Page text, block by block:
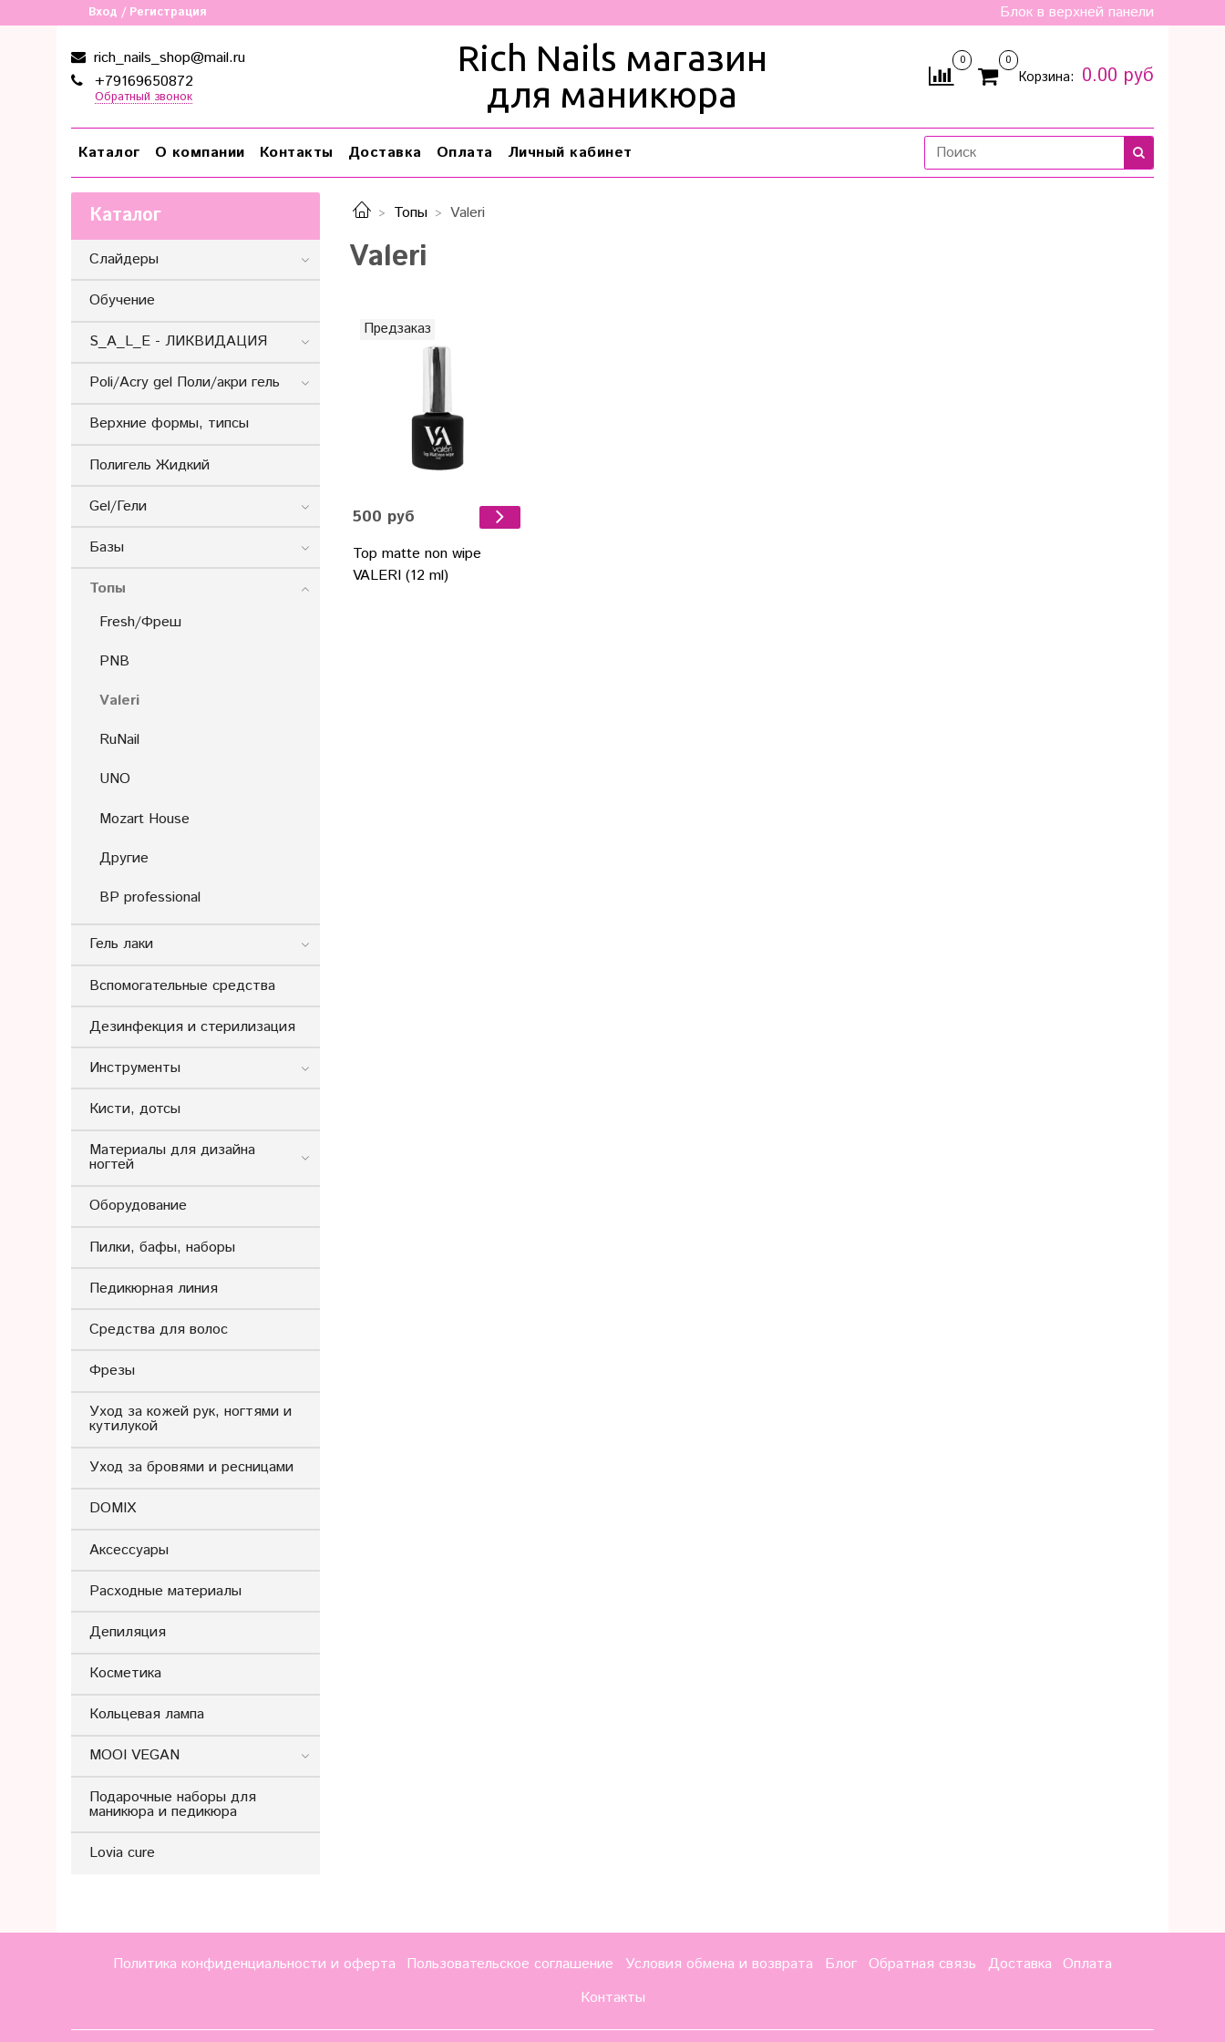
Вход / Регистрация Блок в верхней панели
rich_nails_shop@mail.ru
+79169650872
Обратный звонок
Rich Nails магазин
для маникюра
0 0
Корзина: 0.00 руб
Каталог О компании Контакты Доставка Оплата Личный кабинет
Топы Valeri
Valeri
Предзаказ
500 руб
Top matte non wipe
VALERI (12 ml)
Каталог
Слайдеры
Обучение
S_A_L_E - ЛИКВИДАЦИЯ
Poli/Acry gel Поли/акри гель
Верхние формы, типсы
Полигель Жидкий
Gel/Гели
Базы
Топы
Fresh/Фреш
PNB
Valeri
RuNail
UNO
Mozart House
Другие
BP professional
Гель лаки
Вспомогательные средства
Дезинфекция и стерилизация
Инструменты
Кисти, дотсы
Материалы для дизайна
ногтей
Оборудование
Пилки, бафы, наборы
Педикюрная линия
Средства для волос
Фрезы
Уход за кожей рук, ногтями и
кутилукой
Уход за бровями и ресницами
DOMIX
Аксессуары
Расходные материалы
Депиляция
Косметика
Кольцевая лампа
MOOI VEGAN
Подарочные наборы для
маникюра и педикюра
Lovia cure
Политика конфиденциальности и оферта Пользовательское соглашение Условия обмена и возврата Блог Обратная связь Доставка Оплата
Контакты